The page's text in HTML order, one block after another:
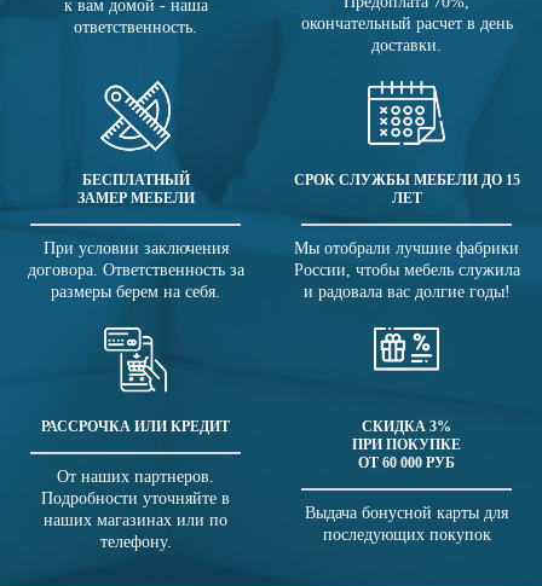
к вам домой - наша
ответственность.
окончательный расчет в день
доставки.
БЕСПЛАТНЫЙ
ЗАМЕР МЕБЕЛИ
При условии заключения
договора. Ответственность за
размеры берем на себя.
СРОК СЛУЖБЫ МЕБЕЛИ ДО 15
ЛЕТ
Мы отобрали лучшие фабрики
России, чтобы мебель служила
и радовала вас долгие годы!
РАССРОЧКА ИЛИ КРЕДИТ
От наших партнеров.
Подробности уточняйте в
наших магазинах или по
телефону.
СКИДКА 3%
ПРИ ПОКУПКЕ
ОТ 60 000 РУБ
Выдача бонусной карты для
последующих покупок